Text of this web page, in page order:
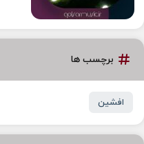
برچسب ها
افشین